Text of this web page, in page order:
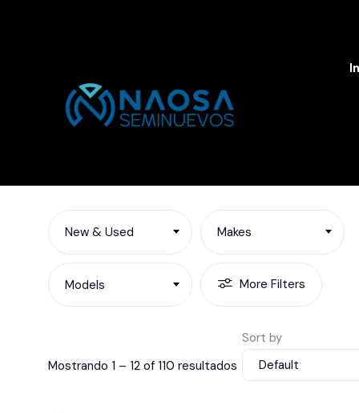
New & Used Makes
Models More Filters
Mostrando 1 – 12 of 110 resultados
Sort by
Default